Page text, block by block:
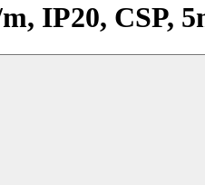
IP20, CSP,